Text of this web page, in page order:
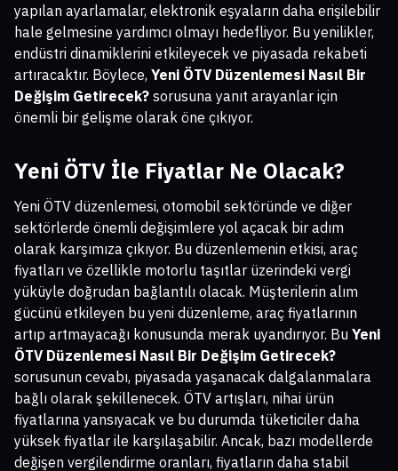
yapılan ayarlamalar, elektronik eşyaların daha erişilebilir
hale gelmesine yardımcı olmayı hedefliyor. Bu yenilikler,
endüstri dinamiklerini etkileyecek ve piyasada rekabeti
artıracaktır. Böylece, Yeni ÖTV Düzenlemesi Nasıl Bir
Değişim Getirecek? sorusuna yanıt arayanlar için
önemli bir gelişme olarak öne çıkıyor.
Yeni ÖTV İle Fiyatlar Ne Olacak?
Yeni ÖTV düzenlemesi, otomobil sektöründe ve diğer
sektörlerde önemli değişimlere yol açacak bir adım
olarak karşımıza çıkıyor. Bu düzenlemenin etkisi, araç
fiyatları ve özellikle motorlu taşıtlar üzerindeki vergi
yüküyle doğrudan bağlantılı olacak. Müşterilerin alım
gücünü etkileyen bu yeni düzenleme, araç fiyatlarının
artıp artmayacağı konusunda merak uyandırıyor. Bu Yeni
ÖTV Düzenlemesi Nasıl Bir Değişim Getirecek?
sorusunun cevabı, piyasada yaşanacak dalgalanmalara
bağlı olarak şekillenecek. ÖTV artışları, nihai ürün
fiyatlarına yansıyacak ve bu durumda tüketiciler daha
yüksek fiyatlar ile karşılaşabilir. Ancak, bazı modellerde
değişen vergilendirme oranları, fiyatların daha stabil